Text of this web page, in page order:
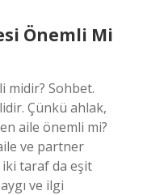
Önemli Mi
midir? Sohbet.
Çünkü ahlak,
aile önemli mi?
ve partner
iki taraf da eşit
ve ilgi